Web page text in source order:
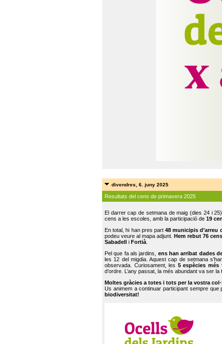
divendres, 6. juny 2025
Resultats del cens de primavera 2025
El darrer cap de setmana de maig (dies 24 i
cens a les escoles, amb la participació de 19
En total, hi han pres part48 municipis d’arreu
podeu veure al mapa adjunt. Hem rebut 76
Sabadell
i Fortià.
Pel que fa als jardins, ens han arribat dades
les 12 del migdia. Aquest cap de setmana
observada. Curiosament, les 5 espècies més
d’ordre. L’any passat, la més abundant va ser la
Moltes gràcies a totes i tots per la vostra
Us animem a continuar participant sempre que
biodiversitat!